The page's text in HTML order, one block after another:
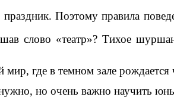
Поэтому правила
слово «театр»? Тихое
мир, где в темном зале рождается
но очень важно научить юных